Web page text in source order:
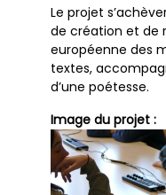
Le projet
de création et de
européenne des
textes,
d’une poétesse.
Image du projet :